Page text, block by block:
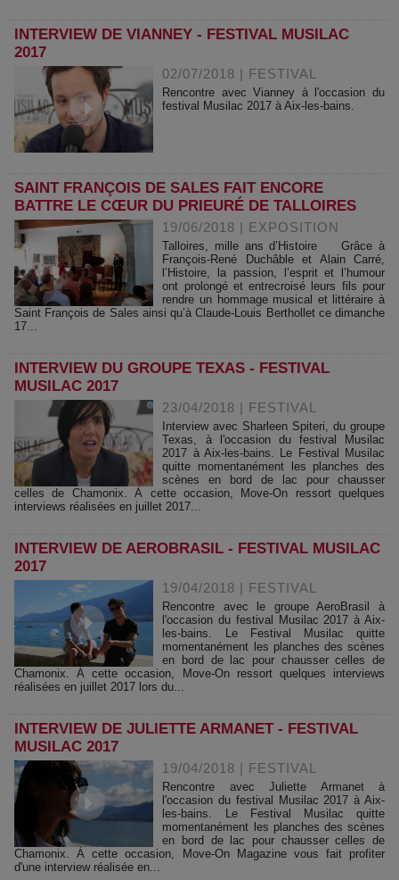
INTERVIEW DE VIANNEY - FESTIVAL MUSILAC
2017
02/07/2018 | FESTIVAL
Rencontre avec Vianney à l'occasion du
festival Musilac 2017 à Aix-les-bains.
SAINT FRANÇOIS DE SALES FAIT ENCORE
BATTRE LE CŒUR DU PRIEURÉ DE TALLOIRES
19/06/2018 | EXPOSITION
Talloires, mille ans d’Histoire Grâce à
François-René Duchâble et Alain Carré,
l’Histoire, la passion, l’esprit et l’humour
ont prolongé et entrecroisé leurs fils pour
rendre un hommage musical et littéraire à
Saint François de Sales ainsi qu’à Claude-Louis Berthollet ce dimanche
17...
INTERVIEW DU GROUPE TEXAS - FESTIVAL
MUSILAC 2017
23/04/2018 | FESTIVAL
Interview avec Sharleen Spiteri, du groupe
Texas, à l'occasion du festival Musilac
2017 à Aix-les-bains. Le Festival Musilac
quitte momentanément les planches des
scènes en bord de lac pour chausser
celles de Chamonix. À cette occasion, Move-On ressort quelques
interviews réalisées en juillet 2017...
INTERVIEW DE AEROBRASIL - FESTIVAL MUSILAC
2017
19/04/2018 | FESTIVAL
Rencontre avec le groupe AeroBrasil à
l'occasion du festival Musilac 2017 à Aix-
les-bains. Le Festival Musilac quitte
momentanément les planches des scènes
en bord de lac pour chausser celles de
Chamonix. À cette occasion, Move-On ressort quelques interviews
réalisées en juillet 2017 lors du...
INTERVIEW DE JULIETTE ARMANET - FESTIVAL
MUSILAC 2017
19/04/2018 | FESTIVAL
Rencontre avec Juliette Armanet à
l'occasion du festival Musilac 2017 à Aix-
les-bains. Le Festival Musilac quitte
momentanément les planches des scènes
en bord de lac pour chausser celles de
Chamonix. À cette occasion, Move-On Magazine vous fait profiter
d'une interview réalisée en...